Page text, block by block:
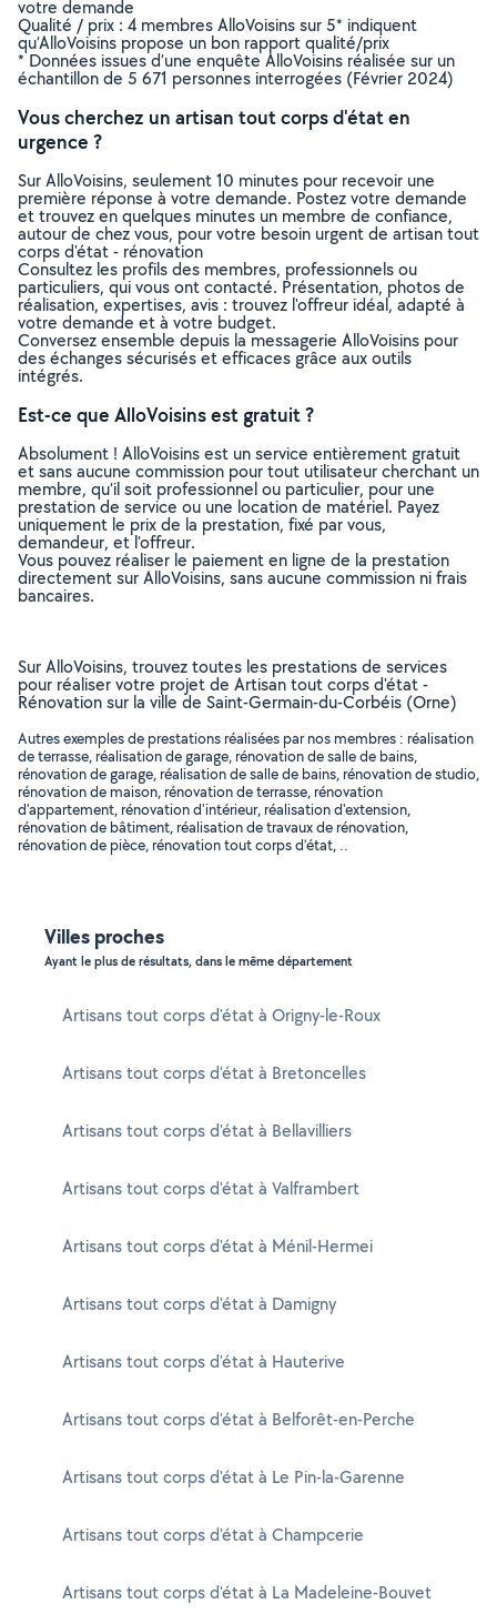
votre demande
Qualité / prix : 4 membres AlloVoisins sur 5* indiquent
qu’AlloVoisins propose un bon rapport qualité/prix
* Données issues d’une enquête AlloVoisins réalisée sur un
échantillon de 5 671 personnes interrogées (Février 2024)
Vous cherchez un artisan tout corps d'état en
urgence ?
Sur AlloVoisins, seulement 10 minutes pour recevoir une
première réponse à votre demande. Postez votre demande
et trouvez en quelques minutes un membre de confiance,
autour de chez vous, pour votre besoin urgent de artisan tout
corps d'état - rénovation
Consultez les profils des membres, professionnels ou
particuliers, qui vous ont contacté. Présentation, photos de
réalisation, expertises, avis : trouvez l'offreur idéal, adapté à
votre demande et à votre budget.
Conversez ensemble depuis la messagerie AlloVoisins pour
des échanges sécurisés et efficaces grâce aux outils
intégrés.
Est-ce que AlloVoisins est gratuit ?
Absolument ! AlloVoisins est un service entièrement gratuit
et sans aucune commission pour tout utilisateur cherchant un
membre, qu’il soit professionnel ou particulier, pour une
prestation de service ou une location de matériel. Payez
uniquement le prix de la prestation, fixé par vous,
demandeur, et l’offreur.
Vous pouvez réaliser le paiement en ligne de la prestation
directement sur AlloVoisins, sans aucune commission ni frais
bancaires.
Sur AlloVoisins, trouvez toutes les prestations de services
pour réaliser votre projet de Artisan tout corps d'état -
Rénovation sur la ville de Saint-Germain-du-Corbéis (Orne)
Autres exemples de prestations réalisées par nos membres : réalisation
de terrasse, réalisation de garage, rénovation de salle de bains,
rénovation de garage, réalisation de salle de bains, rénovation de studio,
rénovation de maison, rénovation de terrasse, rénovation
d'appartement, rénovation d'intérieur, réalisation d'extension,
rénovation de bâtiment, réalisation de travaux de rénovation,
rénovation de pièce, rénovation tout corps d’état, ..
Villes proches
Ayant le plus de résultats, dans le même département
Artisans tout corps d'état à Origny-le-Roux
Artisans tout corps d'état à Bretoncelles
Artisans tout corps d'état à Bellavilliers
Artisans tout corps d'état à Valframbert
Artisans tout corps d'état à Ménil-Hermei
Artisans tout corps d'état à Damigny
Artisans tout corps d'état à Hauterive
Artisans tout corps d'état à Belforêt-en-Perche
Artisans tout corps d'état à Le Pin-la-Garenne
Artisans tout corps d'état à Champcerie
Artisans tout corps d'état à La Madeleine-Bouvet